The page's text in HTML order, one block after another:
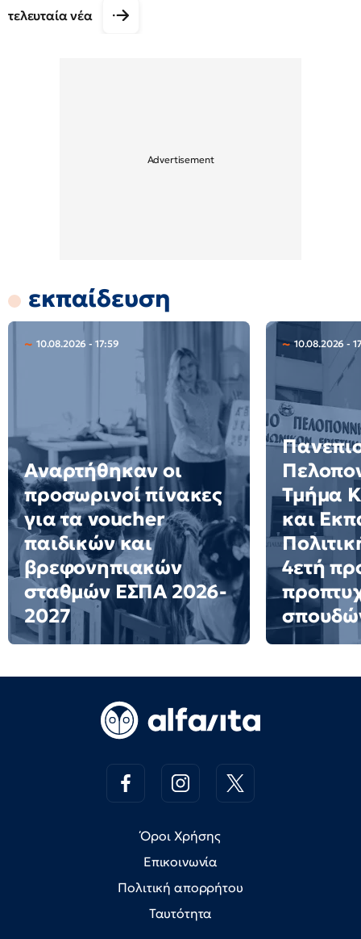
τελευταία νέα
εκπαίδευση
10.08.2026 - 17:59
Αναρτήθηκαν οι
προσωρινοί πίνακες
για τα voucher
παιδικών και
βρεφονηπιακών
σταθμών ΕΣΠΑ 2026-
2027
10.08.2026 -
Τμήμα
και
4ετή
Όροι Χρήσης
Επικοινωνία
Πολιτική απορρήτου
Ταυτότητα